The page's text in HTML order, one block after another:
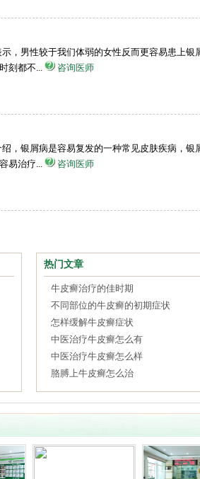
，男性较于我们体弱的女性反而更容易患上银
刻都不...
咨询医师
，银屑病是容易复发的一种常见皮肤疾病，银
易治疗...
咨询医师
热门文章
牛皮癣治疗的佳时期
不同部位的牛皮癣的初期症状
怎样缓解牛皮癣症状
中医治疗牛皮癣怎么有
中医治疗牛皮癣怎么样
胳膊上牛皮癣怎么治